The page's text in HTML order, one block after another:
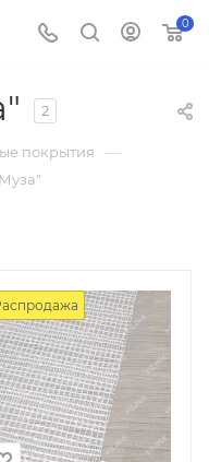
0
2
покрытия —